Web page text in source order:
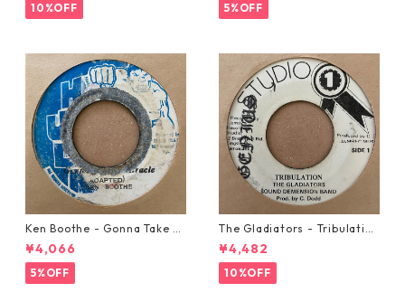
10%OFF 5%OFF
Ken Boothe - Gonna Take A
Miracle【7-21362】
¥4,066
5%OFF
The Gladiators - Tribulation
【7-21365】
¥4,482
10%OFF